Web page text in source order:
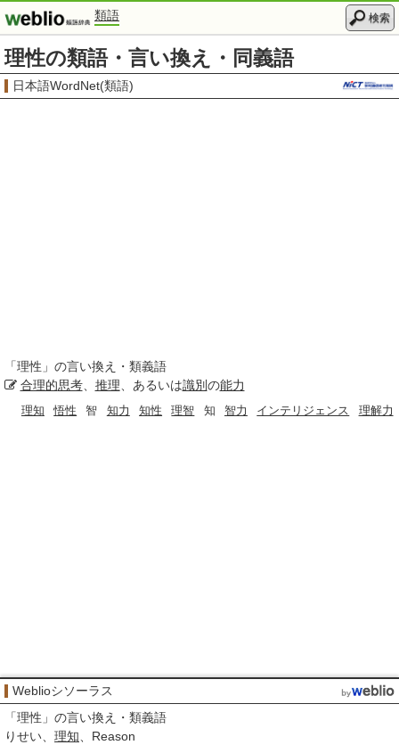
類語 検索
理性の類語・言い換え・同義語
日本語WordNet(類語)
「理性 」の言い換え・類義語
合理的思考、 推理 、あるいは識別の能力
理知 悟性 智 知力 知性 理智 知 智力 インテリジェンス 理解力
Weblioシソーラス
「理性 」の言い換え・類義語
りせい
理知 Reason